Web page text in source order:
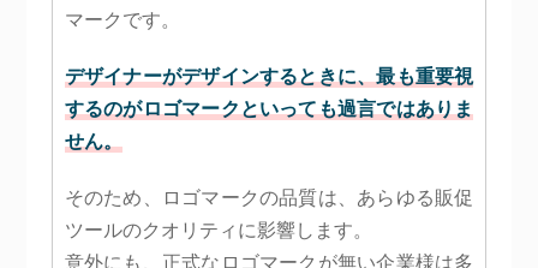
マークです。
デザイナーがデザインするときに、最も重要視
するのがロゴマークといっても過言ではありま
せん。
そのため、ロゴマークの品質は、あらゆる販促
ツールのクオリティに影響します。
意外にも、正式なロゴマークが無い企業様は多